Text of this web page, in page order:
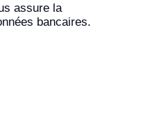
assure la
bancaires.